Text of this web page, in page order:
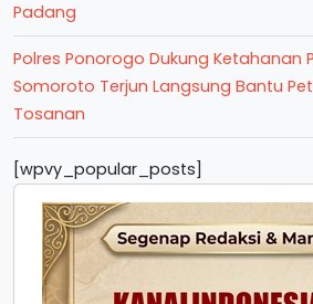
Padang
Polres Ponorogo Dukung Ketahanan
Somoroto Terjun Langsung Bantu
Tosanan
[wpvy_popular_posts]